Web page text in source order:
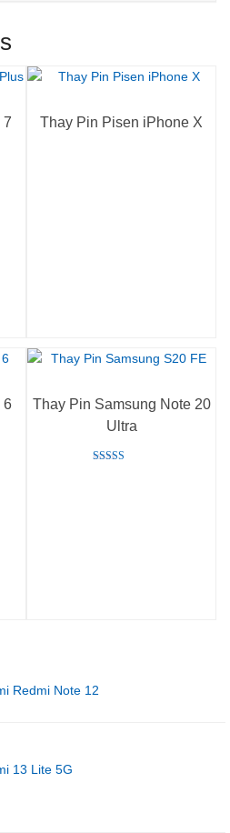
7
Thay Pin Pisen iPhone X
6
Thay Pin Samsung Note 20
Ultra
Redmi Note 12
13 Lite 5G